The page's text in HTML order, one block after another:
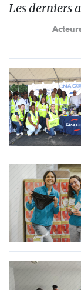
Les derniers